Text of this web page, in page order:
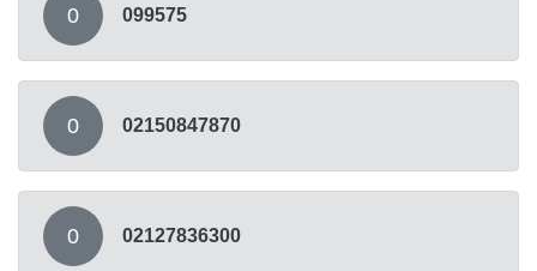
0 099575
0 02150847870
0 02127836300